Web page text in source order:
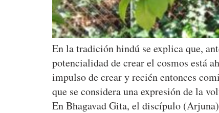
En la tradición hindú se explica que,
potencialidad de crear el cosmos está
impulso de crear y recién entonces
que se considera una expresión de la
En Bhagavad Gita, el discípulo